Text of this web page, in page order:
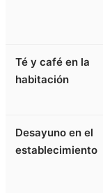
Té y café en la
habitación
Desayuno en el
establecimiento